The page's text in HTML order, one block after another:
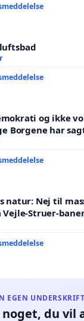
og ikke
Borgene har sagt
natur: Nej til
Struer-
EGEN
noget, du vil